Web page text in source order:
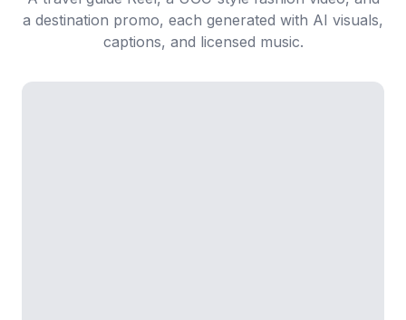
a destination promo, each generated with AI visuals,
captions, and licensed music.